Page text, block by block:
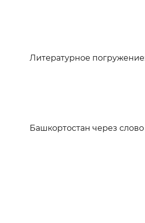
Литературное
Башкортостан через слово